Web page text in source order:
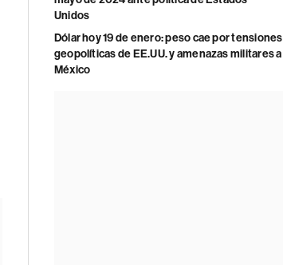
Unidos
Dólar hoy 19 de enero: peso cae por tensiones
geopolíticas de EE.UU. y amenazas militares a
México